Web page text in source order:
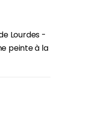
Lourdes -
peinte à la